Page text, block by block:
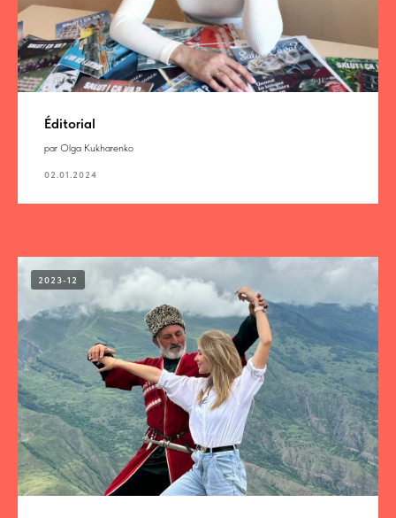
Éditorial
par Olga Kukharenko
02.01.2024
2023-12